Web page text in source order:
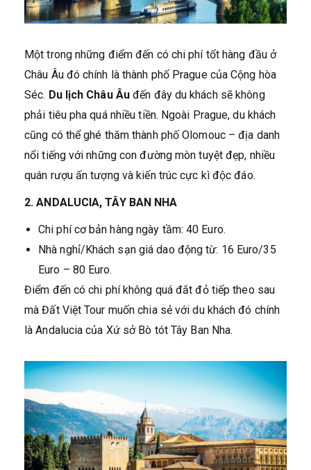
Một trong những điểm đến có chi phí tốt hàng đầu ở
Châu Âu đó chính là thành phố Prague của Cộng hòa
Séc. Du lịch Châu Âu đến đây du khách sẽ không
phải tiêu pha quá nhiều tiền. Ngoài Prague, du khách
cũng có thể ghé thăm thành phố Olomouc – địa danh
nổi tiếng với những con đường mòn tuyệt đẹp, nhiều
quán rượu ấn tượng và kiến trúc cực kì độc đáo.
2. ANDALUCIA, TÂY BAN NHA
Chi phí cơ bản hàng ngày tầm: 40 Euro.
Nhà nghỉ/Khách sạn giá dao động từ: 16 Euro/35
Euro – 80 Euro.
Điểm đến có chi phí không quá đắt đỏ tiếp theo sau
mà Đất Việt Tour muốn chia sẻ với du khách đó chính
là Andalucia của Xứ sở Bò tót Tây Ban Nha.